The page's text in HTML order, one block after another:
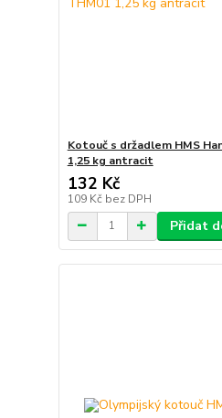
Kotouč s držadlem HMS
1,25 kg antracit
132 Kč
109 Kč bez DPH
Přidat